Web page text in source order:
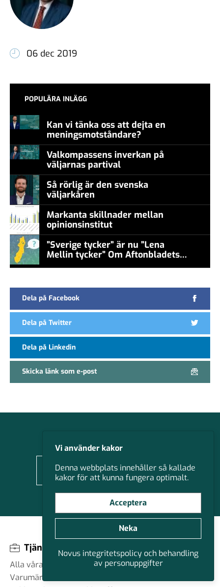
06 dec 2019
POPULÄRA INLÄGG
Kan vi tänka oss att dejta en
meningsmotståndare?
Valkompassens inverkan på
väljarnas partival
Så rörlig är den svenska
väljarkåren
Markanta skillnader mellan
opinionsinstitut
”Sverige tycker” är nu ”Lena
Mellin tycker” Om Aftonbladets
undersökningar
Dela på Facebook
Dela på Twitter
Dela på Linkedin
Skicka länk som e-post
JAG VILL ANMÄLA MIG
Tjänster
Alla våra tjänster
Varumärke och kommunikation
Vi använder kakor
Denna webbplats innehåller så kallade
kakor för att kunna fungera optimalt.
Acceptera
Neka
Novus integritetspolicy och behandling
av personuppgifter